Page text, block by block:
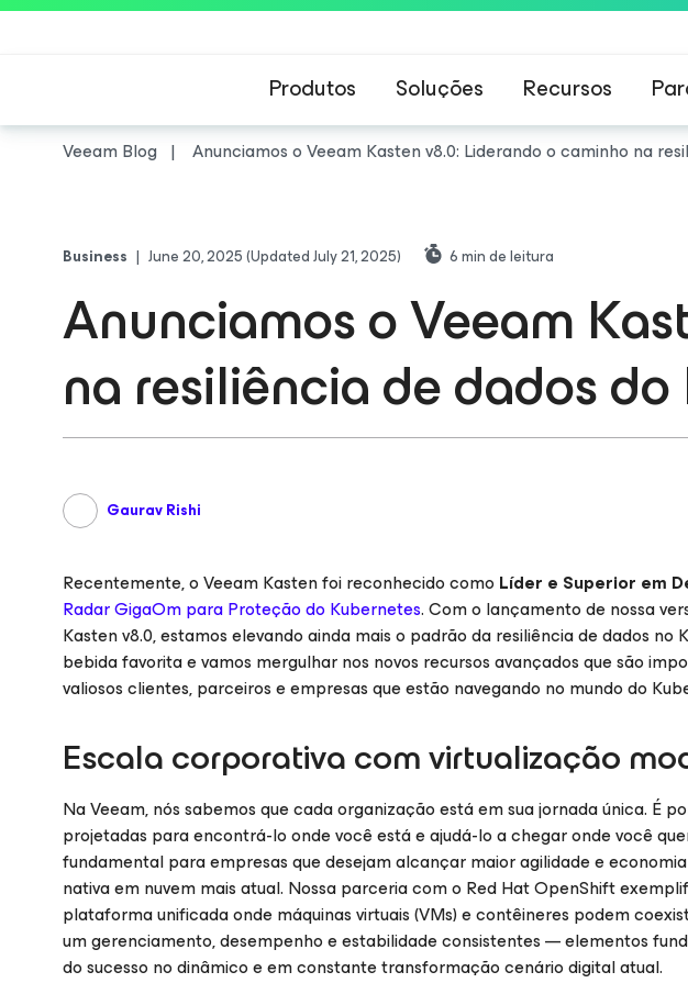
Produtos Soluções Recursos
Veeam Blog Anunciamos o Veeam Kasten v8.0: Liderando o caminho na
Business | June 20, 2025(Updated July 21, 2025) 6min de leitura
Anunciamos o Veeam
na resiliência de dados
Gaurav Rishi
Recentemente, o Veeam Kasten foi reconhecido como Líder e Superior em
Radar GigaOm para Proteção do Kubernetes. Com o lançamento de nossa
Kasten v8.0, estamos elevando ainda mais o padrão da resiliência de dados no
bebida favorita e vamos mergulhar nos novos recursos avançados que são
valiosos clientes, parceiros e empresas que estão navegando no mundo do
Escala corporativa com virtualização
Na Veeam, nós sabemos que cada organização está em sua jornada única. É
projetadas para encontrá-lo onde você está e ajudá-lo a chegar onde você
fundamental para empresas que desejam alcançar maior agilidade e
nativa em nuvem mais atual. Nossa parceria com o Red Hat OpenShift
plataforma unificada onde máquinas virtuais (VMs) e contêineres podem
um gerenciamento, desempenho e estabilidade consistentes — elementos
do sucesso no dinâmico e em constante transformação cenário digital atual.